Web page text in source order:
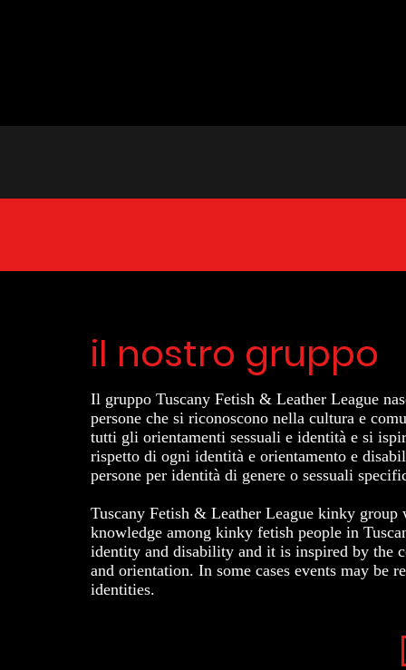
il nostro gruppo
Il gruppo Tuscany Fetish & Leather League
persone che si riconoscono nella cultura e
tutti gli orientamenti sessuali e identità e si
rispetto di ogni identità e orientamento e
persone per identità di genere o sessuali
Tuscany Fetish & Leather League kinky
knowledge among kinky fetish people in
identity and disability and it is inspired by the
and orientation. In some cases events may be
identities.